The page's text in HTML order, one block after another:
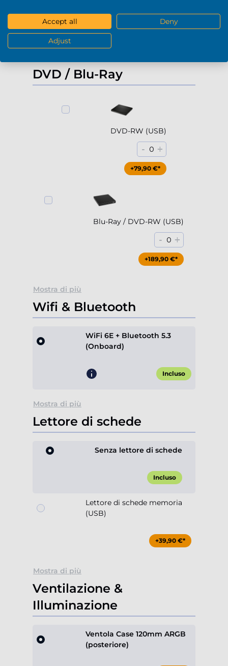
+229,90 €*
DVD / Blu-Ray
DVD-RW (USB)
- 0 +
+79,90 €*
Blu-Ray / DVD-RW (USB)
- 0 +
+189,90 €*
Mostra di più
Wifi & Bluetooth
WiFi 6E + Bluetooth 5.3
(Onboard)
Incluso
Mostra di più
Lettore di schede
Senza lettore di schede
Incluso
Lettore di schede memoria
(USB)
+39,90 €*
Mostra di più
Ventilazione &
Illuminazione
Ventola Case 120mm ARGB
(posteriore)
Accept all Deny
Adjust